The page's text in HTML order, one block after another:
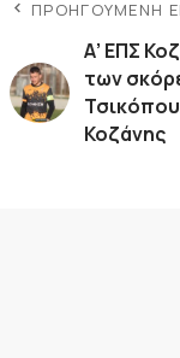
ΠΡΟΗΓΟΎΜΕΝΗ
Α’ ΕΠΣ
των
Κοζάνης